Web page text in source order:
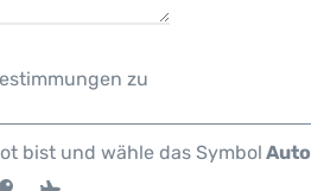
zu
bist und wähle das Symbol Auto